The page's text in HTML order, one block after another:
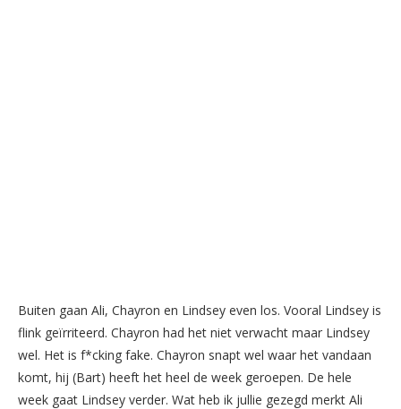
Buiten gaan Ali, Chayron en Lindsey even los. Vooral Lindsey is
flink geïrriteerd. Chayron had het niet verwacht maar Lindsey
wel. Het is f*cking fake. Chayron snapt wel waar het vandaan
komt, hij (Bart) heeft het heel de week geroepen. De hele
week gaat Lindsey verder. Wat heb ik jullie gezegd merkt Ali